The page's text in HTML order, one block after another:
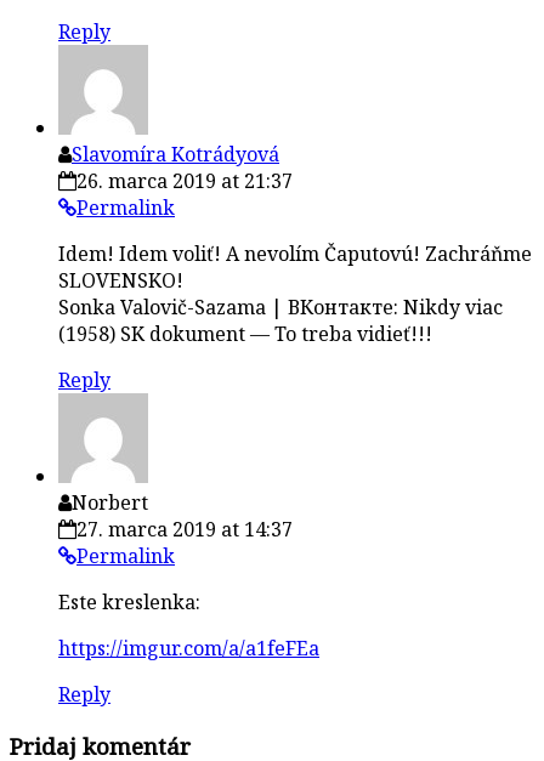
Reply
Slavomíra Kotrádyová
26. marca 2019 at 21:37
Permalink
Idem! Idem voliť! A nevolím Čaputovú! Zachráňme
SLOVENSKO!
Sonka Valovič-Sazama | ВКонтакте: Nikdy viac
(1958) SK dokument — To treba vidieť!!!
Reply
Norbert
27. marca 2019 at 14:37
Permalink
Este kreslenka:
https://imgur.com/a/a1feFEa
Reply
Pridaj komentár